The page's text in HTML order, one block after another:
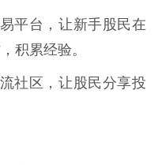
平台，让新手股民在
积累经验。
社区，让股民分享投